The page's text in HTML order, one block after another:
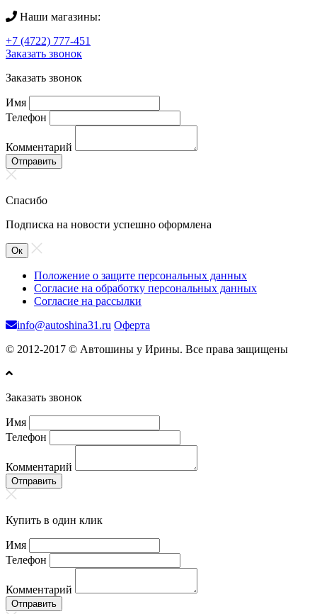
Наши магазины:
+7 (4722) 777-451
Заказать звонок
Заказать звонок
Имя
Телефон
Комментарий
Отправить
Спасибо
Подписка на новости успешно оформлена
Ок
Положение о защите персональных данных
Согласие на обработку персональных данных
Согласие на рассылки
info@autoshina31.ru Оферта
© 2012-2017 © Автошины у Ирины. Все права защищены
Заказать звонок
Имя
Телефон
Комментарий
Отправить
Купить в один клик
Имя
Телефон
Комментарий
Отправить